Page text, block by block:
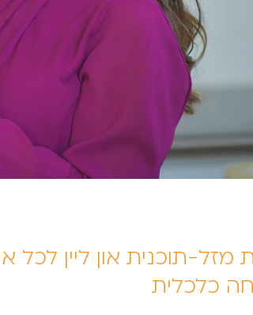
מזל-תוכנית און ליין לכל
כלכלית